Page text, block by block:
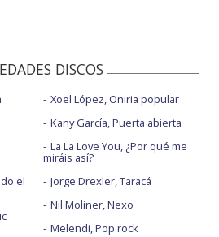
DISCOS
el
Xoel López, Oniria popular
Kany García, Puerta abierta
La La Love You, ¿Por qué me
miráis así?
Jorge Drexler, Taracá
Nil Moliner, Nexo
Melendi, Pop rock